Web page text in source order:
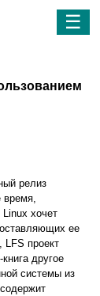
☰
релиз
время,
хочет
ее
LFS проект
другое
системы из